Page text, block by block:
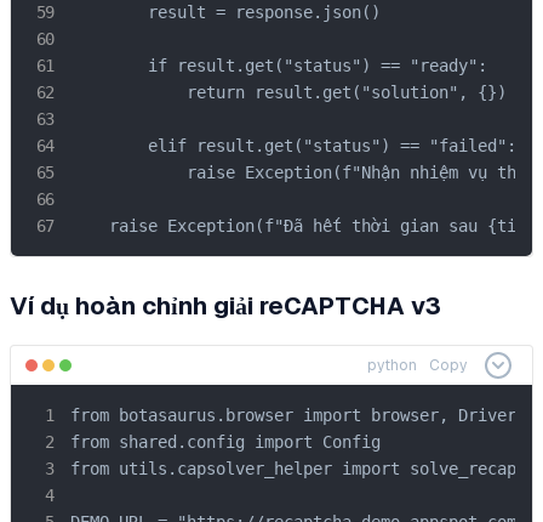
        result = response.json()
        if result.get("status") == "ready":
            return result.get("solution", {})
        elif result.get("status") == "failed":
raise Exception(f"Nhận nhiệm vụ
raise Exception(f"Đã hết thời gian sau
Ví dụ hoàn chỉnh giải reCAPTCHA v3
python Copy
from botasaurus.browser import browser, Driver
from shared.config import Config
from utils.capsolver_helper import